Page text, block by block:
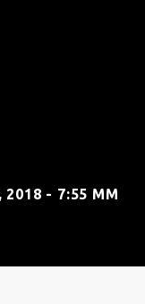
2018 - 7:55 ΜΜ